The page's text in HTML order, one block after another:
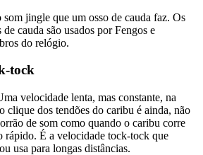
som jingle que um osso de cauda faz. Os
de cauda são usados por Fengos e
do relógio.
tock
velocidade lenta, mas constante, na
clique dos tendões do caribu é ainda, não
de som como quando o caribu corre
rápido. É a velocidade tock-tock que
usa para longas distâncias.